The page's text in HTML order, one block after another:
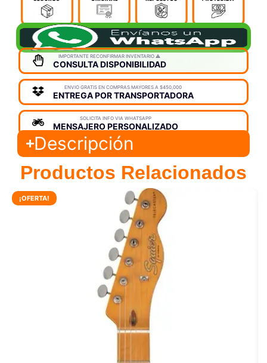
IMPORTANTE RECONFIRMAR INVENTARIO ⚠️
CONSULTA DISPONIBILIDAD
ENVIO GRATIS EN COMPRAS MAYORES A $450,000
ENTREGA POR TRANSPORTADORA
SOLICITA INFO VIA WHATSAPP
MENSAJERO PERSONALIZADO
Descripción
Productos Relacionados
¡OFERTA!